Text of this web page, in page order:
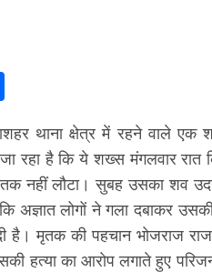
थाना क्षेत्र में रहने वाले एक
रहा है कि ये शख्स मंगलवार रात
नहीं लौटा। सुबह उसका शव
अज्ञात लोगों ने गला दबाकर
है। मृतक की पहचान भोजराज
हत्या का आरोप लगाते हुए